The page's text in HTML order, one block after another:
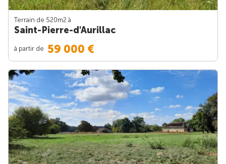
Terrain de 520m2 à
Saint-Pierre-d'Aurillac
à partir de 59 000 €